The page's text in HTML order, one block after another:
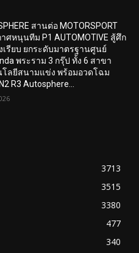
สานต่อ MOTORSPORT
าศหนุนทีม P1 AUTOMOTIVE สู้ศึก
เรียบ ยกระดับมาตรฐานศูนย์
พระราม 3 กรุ๊ป ทั้ง 6 สาขา
โลยีสนามแข่ง พร้อมอวดโฉม
R3 Autosphere...
3713
3515
3380
477
340